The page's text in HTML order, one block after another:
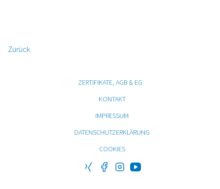
Zurück
ZERTIFIKATE, AGB & EG
KONTAKT
IMPRESSUM
DATENSCHUTZERKLÄRUNG
COOKIES